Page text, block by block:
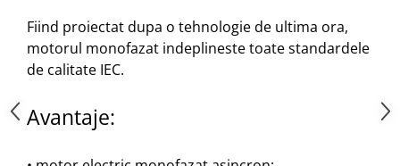
Pompe submersibile
Sisteme de irigat si stropit
Accesorii pentru ATV
ATV-uri
Fiind proiectat dupa o tehnologie de ultima ora,
motorul monofazat indeplineste toate standardele
de calitate IEC.
Avantaje: